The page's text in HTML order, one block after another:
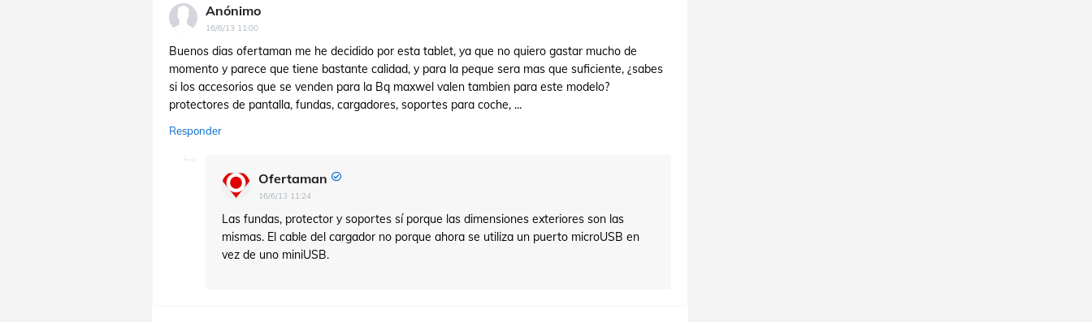
Anónimo
16/6/13 11:00
Buenos dias ofertaman me he decidido por esta tablet, ya que no quiero gastar mucho de
momento y parece que tiene bastante calidad, y para la peque sera mas que suficiente, ¿sabes
si los accesorios que se venden para la Bq maxwel valen tambien para este modelo?
protectores de pantalla, fundas, cargadores, soportes para coche, ...
Responder
Ofertaman
16/6/13 11:24
Las fundas, protector y soportes sí porque las dimensiones exteriores son las
mismas. El cable del cargador no porque ahora se utiliza un puerto microUSB en
vez de uno miniUSB.